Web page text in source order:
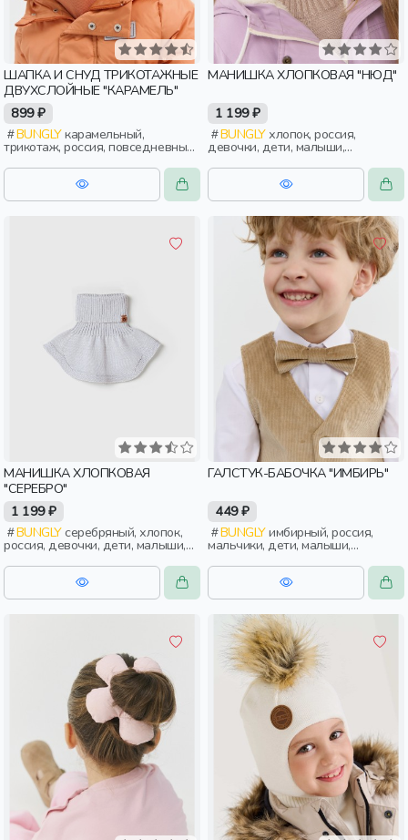
ШАПКА И СНУД ТРИКОТАЖНЫЕ
ДВУХСЛОЙНЫЕ "КАРАМЕЛЬ"
899 ₽
BUNGLYкарамельный,
трикотаж, россия, повседневный,
актив, мальчики, дети, малыши,
дошкольники
МАНИШКА ХЛОПКОВАЯ "НЮД"
1 199 ₽
BUNGLYхлопок, россия,
девочки, дети, малыши,
МАНИШКА ХЛОПКОВАЯ
"СЕРЕБРО"
1 199 ₽
BUNGLYсеребряный, хлопок,
россия, девочки, дети, малыши,
дошкольники
ГАЛСТУК-БАБОЧКА "ИМБИРЬ"
449 ₽
BUNGLYимбирный, россия,
мальчики, дети, малыши,